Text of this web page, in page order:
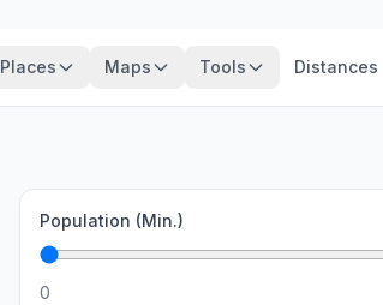
Places Maps Tools Distances
Population (Min.)
0